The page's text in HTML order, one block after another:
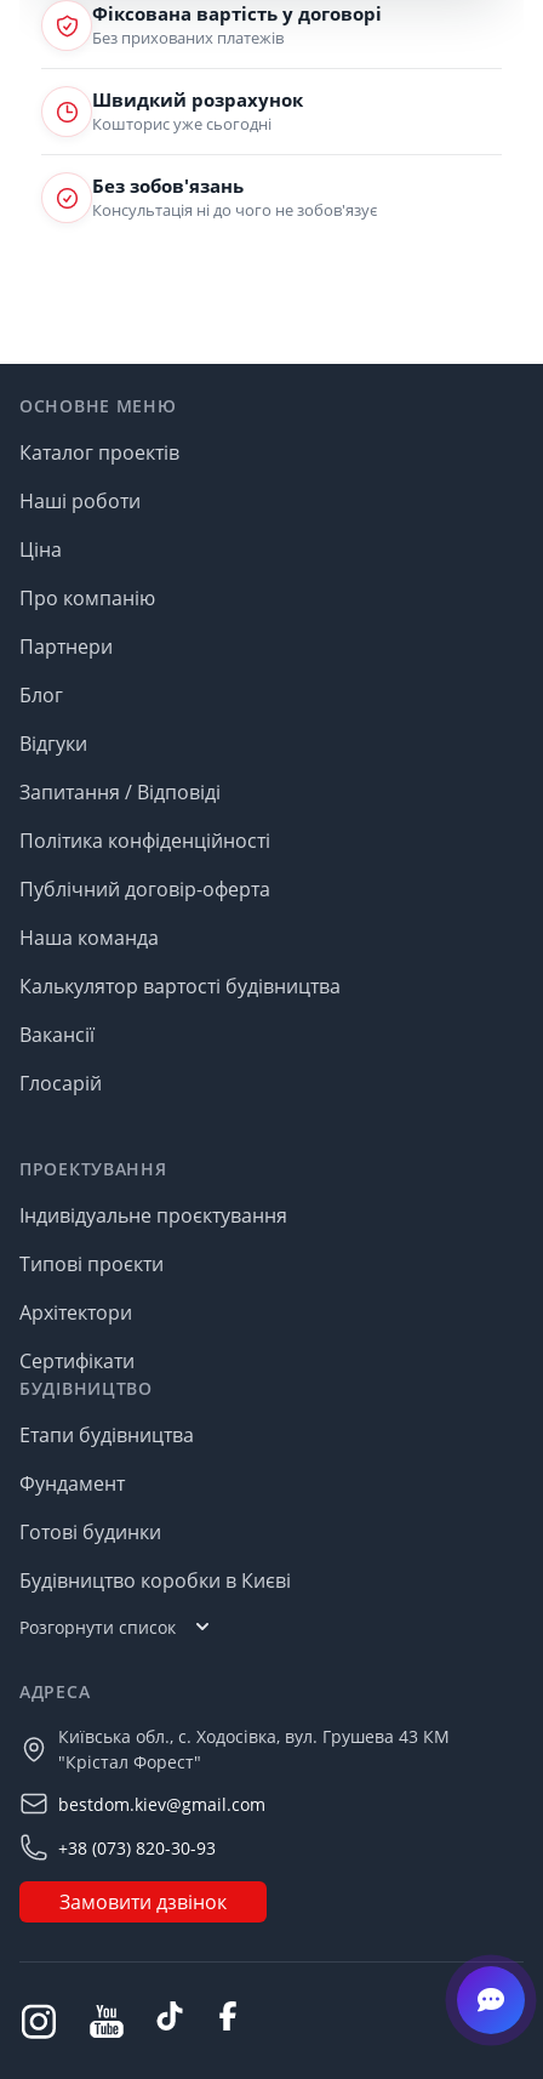
Фіксована вартість у договорі
Без прихованих платежів
Швидкий розрахунок
Кошторис уже сьогодні
Без зобов'язань
Консультація ні до чого не зобов'язує
ОСНОВНЕ МЕНЮ
Каталог проектів
Наші роботи
Ціна
Про компанію
Партнери
Блог
Відгуки
Запитання / Відповіді
Політика конфіденційності
Публічний договір-оферта
Наша команда
Калькулятор вартості будівництва
Вакансії
Глосарій
ПРОЕКТУВАННЯ
Індивідуальне проєктування
Типові проєкти
Архітектори
Сертифікати
БУДІВНИЦТВО
Етапи будівництва
Фундамент
Готові будинки
Будівництво коробки в Києві
Розгорнути список
АДРЕСА
Київська обл., с. Ходосівка, вул. Грушева 43 КМ
"Крістал Форест"
bestdom.kiev@gmail.com
+38 (073) 820-30-93
Замовити дзвінок